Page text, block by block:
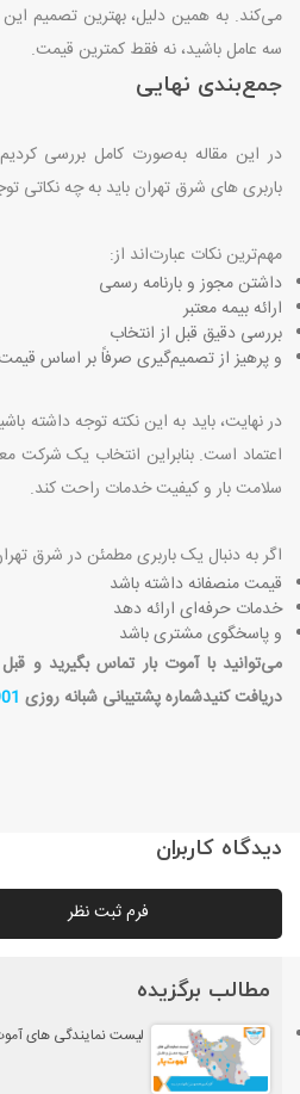
می‌کند. به همین دلیل، بهترین تصمیم
سه عامل باشید، نه فقط کمترین قیمت.
جمع‌بندی نهایی
در این مقاله به‌صورت کامل بررسی
باربری های شرق تهران باید به چه نکاتی
مهم‌ترین نکات عبارت‌اند از:
داشتن مجوز و بارنامه رسمی
ارائه بیمه معتبر
بررسی دقیق قبل از انتخاب
و پرهیز از تصمیم‌گیری صرفاً بر اساس
در نهایت، باید به این نکته توجه داشته
اعتماد است. بنابراین انتخاب یک شرکت
سلامت بار و کیفیت خدمات راحت کند.
اگر به دنبال یک باربری مطمئن در شرق
قیمت منصفانه داشته باشد
خدمات حرفه‌ای ارائه دهد
و پاسخگوی مشتری باشد
می‌توانید با آموت بار تماس بگیرید و
دریافت کنید.شماره پشتیبانی شبانه روزی
دیدگاه کاربران
فرم ثبت نظر
مطالب برگزیده
لیست نمایندگی های